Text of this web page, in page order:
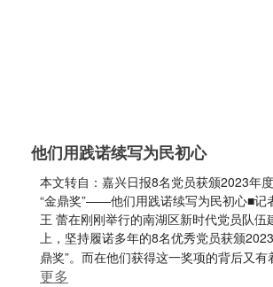
他们用践诺续写为民初心
本文转自：嘉兴日报8名党员获颁2023年
“金鼎奖”——他们用践诺续写为民初心■记
王 蕾在刚刚举行的南湖区新时代党员队伍
上，坚持履诺多年的8名优秀党员获颁
鼎奖”。而在他们获得这一奖项的背后又
更多